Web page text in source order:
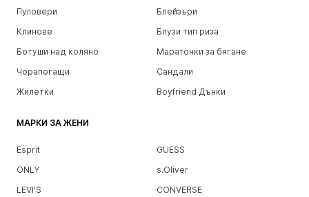
Пуловери
Блейзъри
Клинове
Блузи тип риза
Ботуши над коляно
Маратонки за бягане
Чорапогащи
Сандали
Жилетки
Boyfriend Дънки
МАРКИ ЗА ЖЕНИ
Esprit
GUESS
ONLY
s.Oliver
LEVI'S
CONVERSE